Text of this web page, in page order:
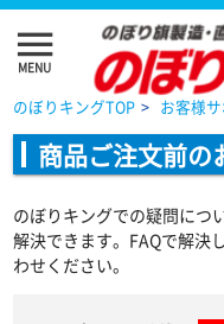
menu
MENU
のぼりキングTOP > お客様
商品ご注文前の
のぼりキングでの疑問につ
解決できます。FAQで解決
わせください。